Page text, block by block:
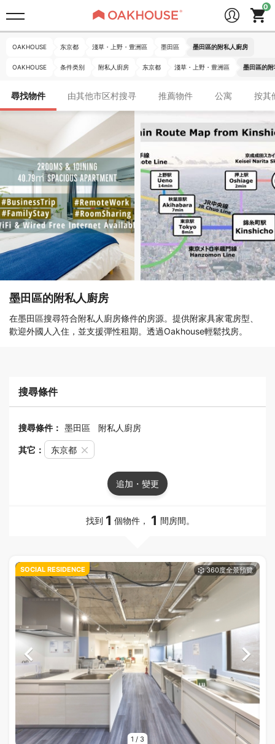
OAKHOUSE 东京都 淺草・上野・豊洲區 墨田區 墨田區的附私人廚房
OAKHOUSE 条件类别 附私人廚房 东京都 淺草・上野・豊洲區 墨田區的
尋找物件 由其他市区村搜寻 推薦物件 公寓 按其
墨田區的附私人廚房
在墨田區搜尋符合附私人廚房條件的房源。提供附家具家電房型、
歡迎外國人入住，並支援彈性租期。透過Oakhouse輕鬆找房。
搜尋條件
搜尋條件： 墨田區 附私人廚房
其它： 东京都
追加・變更
找到 1 個物件， 1 間房間。
1 / 3
SOCIAL RESIDENCE